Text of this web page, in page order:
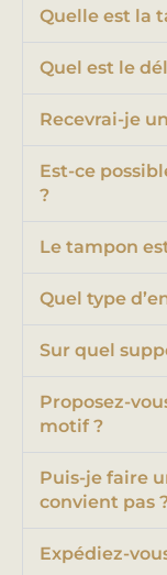
Quelle est la
Quel est le
Recevrai-je
Est-ce
?
Le tampon
Quel type
Sur quel
Proposez-
motif ?
Puis-je faire
convient pas
Expédiez-